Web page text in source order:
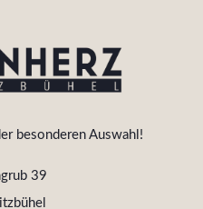
besonderen Auswahl!
39